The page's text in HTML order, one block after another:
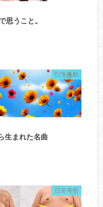
思うこと。
日常考察
生まれた名曲
日常考察